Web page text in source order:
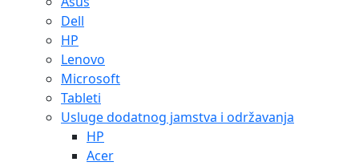
Dell
HP
Lenovo
Microsoft
Tableti
Usluge dodatnog jamstva i održavanja
HP
Acer